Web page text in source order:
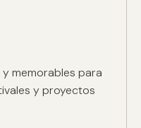
memorables para
y proyectos